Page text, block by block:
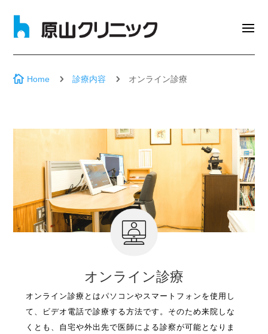
 Home 5 診療内容 5 オンライン診療
オンライン診療
オンライン診療とはパソコンやスマートフォンを使用し
て、ビデオ電話で診療する方法です。そのため来院しな
くとも、自宅や外出先で医師による診察が可能となりま